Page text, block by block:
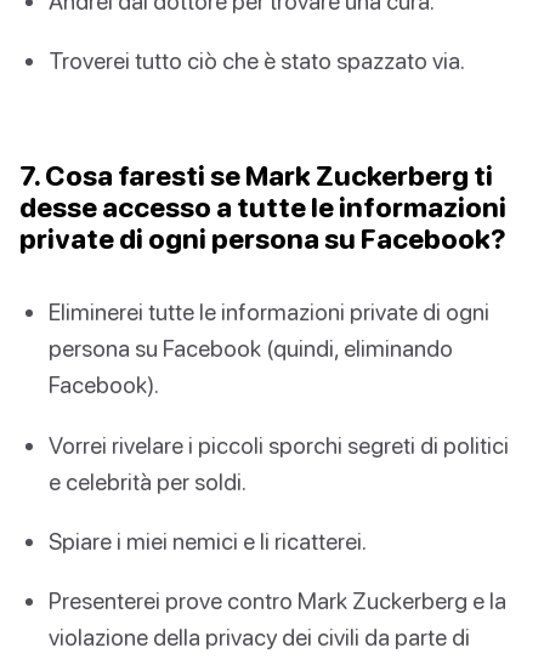
Troverei tutto ciò che è stato spazzato via.
7. Cosa faresti se Mark Zuckerberg ti
desse accesso a tutte le informazioni
private di ogni persona su Facebook?
Eliminerei tutte le informazioni private di ogni
persona su Facebook (quindi, eliminando
Facebook).
Vorrei rivelare i piccoli sporchi segreti di politici
e celebrità per soldi.
Spiare i miei nemici e li ricatterei.
Presenterei prove contro Mark Zuckerberg e la
violazione della privacy dei civili da parte di